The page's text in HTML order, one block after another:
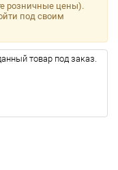
розничные цены).
под своим
товар под заказ.